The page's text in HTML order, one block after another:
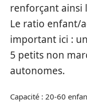
renforçant ainsi
Le ratio enfant/
important ici :
5 petits non
autonomes.
Capacité : 20-60